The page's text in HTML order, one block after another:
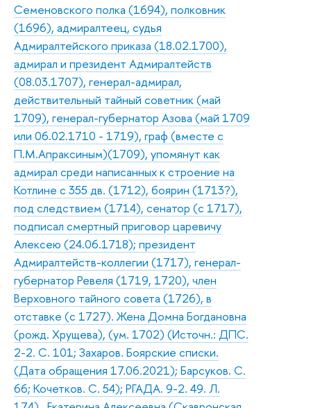
Семеновского полка (1694), полковник
(1696), адмиралтеец, судья
Адмиралтейского приказа (18.02.1700),
адмирал и президент Адмиралтейств
(08.03.1707), генерал-адмирал,
действительный тайный советник (май
1709), генерал-губернатор Азова (май 1709
или 06.02.1710 - 1719), граф (вместе с
П.М.Апраксиным)(1709), упомянут как
адмирал среди написанных к строение на
Котлине с 355 дв. (1712), боярин (1713?),
под следствием (1714), сенатор (с 1717),
подписал смертный приговор царевичу
Алексею (24.06.1718); президент
Адмиралтейств-коллегии (1717), генерал-
губернатор Ревеля (1719, 1720), член
Верховного тайного совета (1726), в
отставке (с 1727). Жена Домна Богдановна
(рожд. Хрущева), (ум. 1702) (Источн.: ДПС.
2-2. С. 101; Захаров. Боярские списки.
(Дата обращения 17.06.2021); Барсуков. С.
66; Кочетков. С. 54); РГАДА. 9-2. 49. Л.